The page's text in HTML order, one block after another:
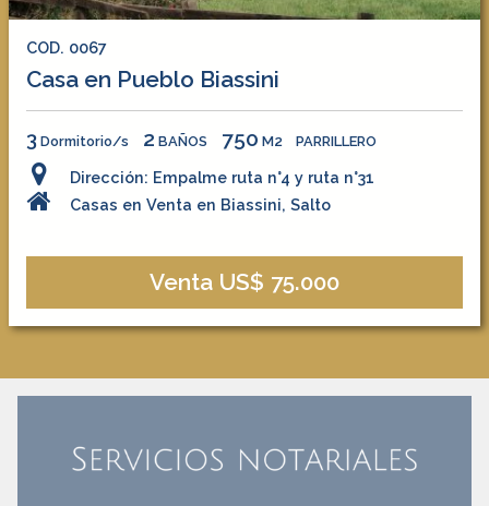
COD. 0067
Casa en Pueblo Biassini
3 Dormitorio/s 2 BAÑOS 750 M2 PARRILLERO
Dirección: Empalme ruta n°4 y ruta n°31
Casas en Venta en Biassini, Salto
Venta US$ 75.000